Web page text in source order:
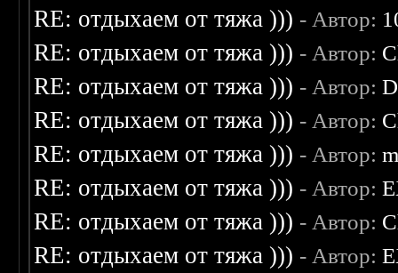
RE: отдыхаем от тяжа ))) - Автор:
RE: отдыхаем от тяжа ))) - Автор:
RE: отдыхаем от тяжа ))) - Автор:
RE: отдыхаем от тяжа ))) - Автор:
RE: отдыхаем от тяжа ))) - Автор:
RE: отдыхаем от тяжа ))) - Автор:
RE: отдыхаем от тяжа ))) - Автор:
RE: отдыхаем от тяжа ))) - Автор: